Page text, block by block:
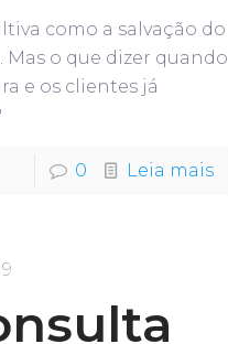
como a salvação do
o que dizer quando
e os clientes já
0 Leia mais